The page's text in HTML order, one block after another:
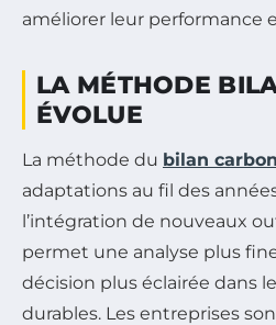
améliorer leur performance
LA MÉTHODE
ÉVOLUE
La méthode du bilan
adaptations au fil des
l’intégration de nouveaux
permet une analyse plus
décision plus éclairée dans
durables. Les entreprises